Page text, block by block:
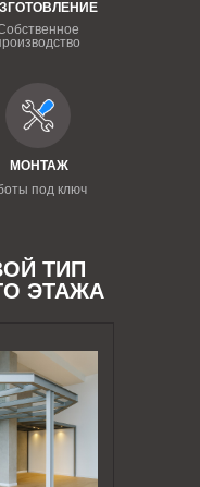
МОНТАЖ
под ключ
ТИП
ЭТАЖА